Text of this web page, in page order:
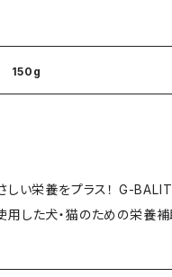
150g
ット用玄米パウダーは、 玄米の栄養が豊富に
した犬・猫のための栄養補